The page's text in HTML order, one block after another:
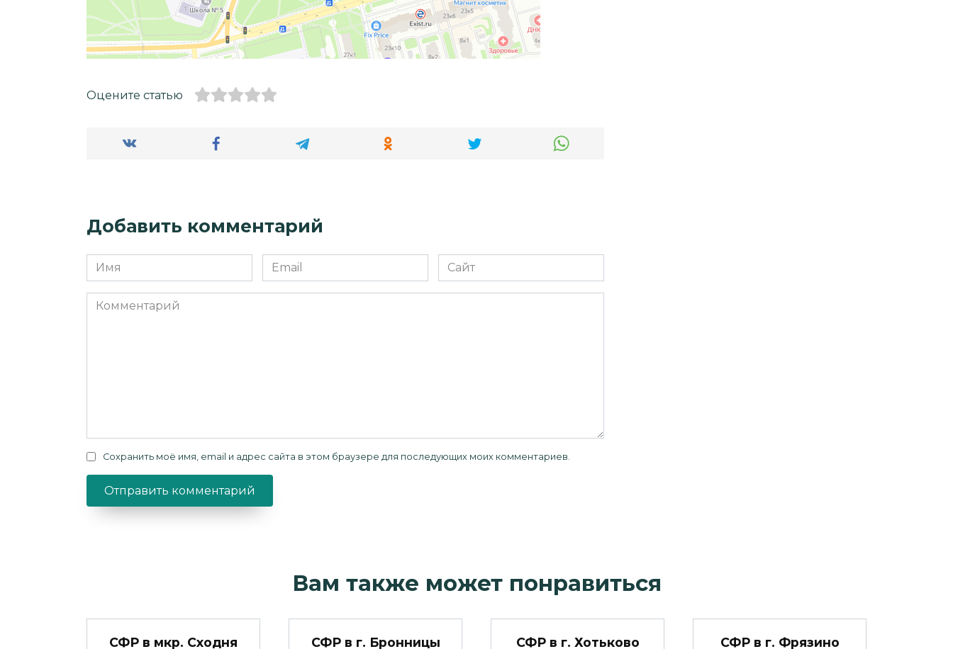
Оцените статью
Добавить комментарий
Имя
*
Email
*
Сайт
Комментарий
Сохранить моё имя, email и адрес сайта в этом браузере для последующих моих комментариев.
Вам также может понравиться
СФР в мкр. Сходня СФР в г. Бронницы СФР в г. Хотьково СФР в г. Фрязино